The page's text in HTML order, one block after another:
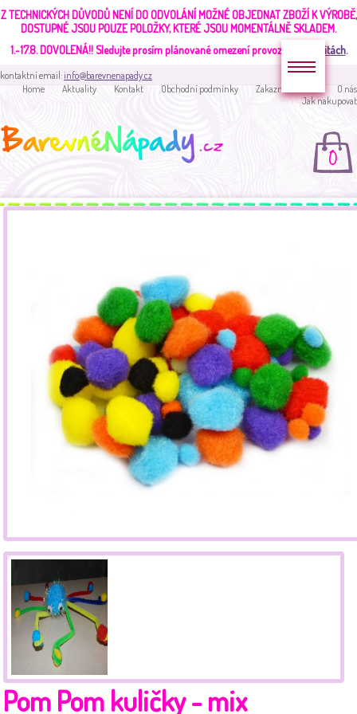
Z TECHNICKÝCH DŮVODŮ NENÍ DO ODVOLÁNÍ MOŽNÉ OBJEDNAT ZBOŽÍ K VÝROBĚ,
DOSTUPNÉ JSOU POUZE POLOŽKY, KTERÉ JSOU MOMENTÁLNĚ SKLADEM.
1.-17.8. DOVOLENÁ!!Sledujte prosím plánované omezení provozu v aktualitách.
kontaktní email:info@barevnenapady.cz
Home
Aktuality Kontakt Obchodní podmínky Zakaznická sekce
O nás
Jak nakupovat
0
Pom Pom kuličky - mix